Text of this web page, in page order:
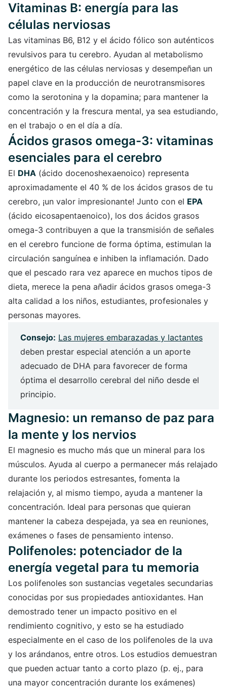
Vitaminas B: energía para las
células nerviosas
Las vitaminas B6, B12 y el ácido fólico son auténticos
revulsivos para tu cerebro. Ayudan al metabolismo
energético de las células nerviosas y desempeñan un
papel clave en la producción de neurotransmisores
como la serotonina y la dopamina; para mantener la
concentración y la frescura mental, ya sea estudiando,
en el trabajo o en el día a día.
Ácidos grasos omega-3: vitaminas
esenciales para el cerebro
El DHA (ácido docenoshexaenoico) representa
aproximadamente el 40 % de los ácidos grasos de tu
cerebro, ¡un valor impresionante! Junto con el EPA
(ácido eicosapentaenoico), los dos ácidos grasos
omega-3 contribuyen a que la transmisión de señales
en el cerebro funcione de forma óptima, estimulan la
circulación sanguínea e inhiben la inflamación. Dado
que el pescado rara vez aparece en muchos tipos de
dieta, merece la pena añadir ácidos grasos omega-3
alta calidad a los niños, estudiantes, profesionales y
personas mayores.
Consejo: Las mujeres embarazadas y lactantes
deben prestar especial atención a un aporte
adecuado de DHA para favorecer de forma
óptima el desarrollo cerebral del niño desde el
principio.
Magnesio: un remanso de paz para
la mente y los nervios
El magnesio es mucho más que un mineral para los
músculos. Ayuda al cuerpo a permanecer más relajado
durante los periodos estresantes, fomenta la
relajación y, al mismo tiempo, ayuda a mantener la
concentración. Ideal para personas que quieran
mantener la cabeza despejada, ya sea en reuniones,
exámenes o fases de pensamiento intenso.
Polifenoles: potenciador de la
energía vegetal para tu memoria
Los polifenoles son sustancias vegetales secundarias
conocidas por sus propiedades antioxidantes. Han
demostrado tener un impacto positivo en el
rendimiento cognitivo, y esto se ha estudiado
especialmente en el caso de los polifenoles de la uva
y los arándanos, entre otros. Los estudios demuestran
que pueden actuar tanto a corto plazo (p. ej., para
una mayor concentración durante los exámenes)